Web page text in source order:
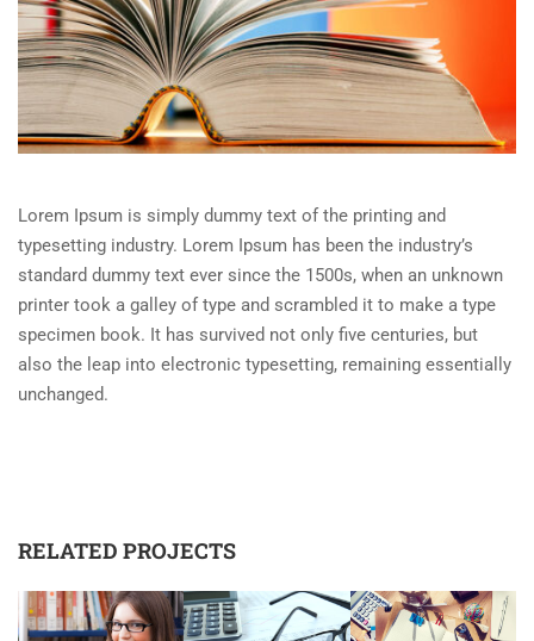
Lorem Ipsum is simply dummy text of the printing and
typesetting industry. Lorem Ipsum has been the industry’s
standard dummy text ever since the 1500s, when an unknown
printer took a galley of type and scrambled it to make a type
specimen book. It has survived not only five centuries, but
also the leap into electronic typesetting, remaining essentially
unchanged.
RELATED PROJECTS